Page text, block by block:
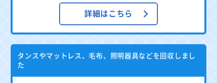
詳細はこちら
タンスやマットレス、毛布、照明器具などを回収しまし
た